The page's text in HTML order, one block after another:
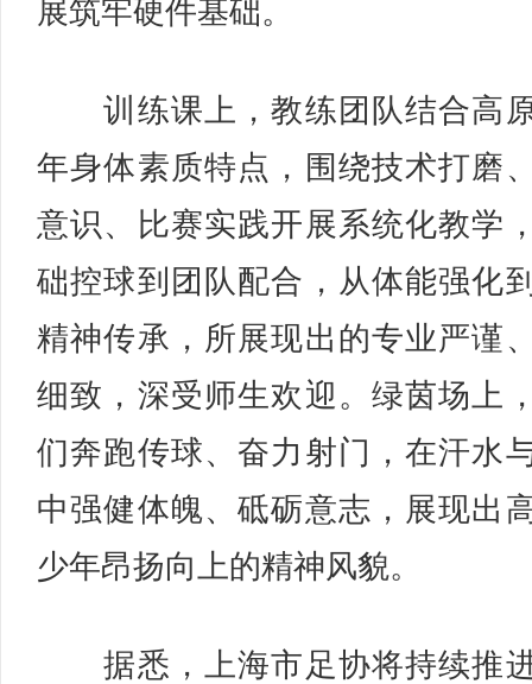
展筑牢硬件基础。
训练课上，教练团队结合高
年身体素质特点，围绕技术打磨
意识、比赛实践开展系统化教学
础控球到团队配合，从体能强化
精神传承，所展现出的专业严谨
细致，深受师生欢迎。绿茵场上
们奔跑传球、奋力射门，在汗水
中强健体魄、砥砺意志，展现出
少年昂扬向上的精神风貌。
据悉，上海市足协将持续推